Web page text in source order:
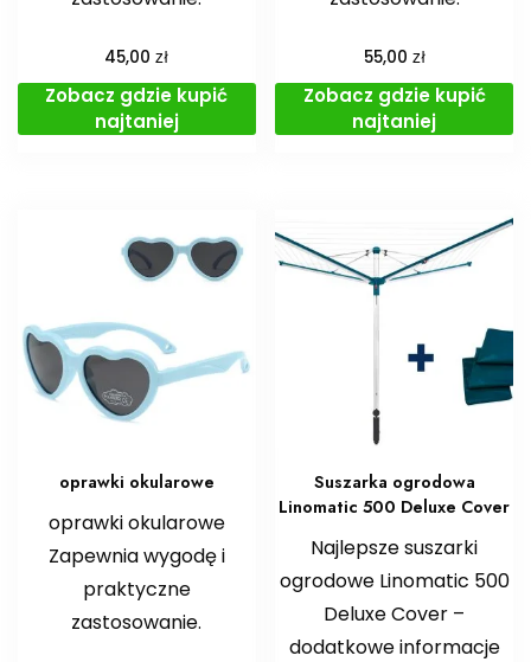
45,00zł
Zobacz gdzie kupić
najtaniej
55,00 zł
Zobacz gdzie kupić
najtaniej
oprawki okularowe
oprawki okularowe
Zapewnia wygodę i
praktyczne
zastosowanie.
Suszarka ogrodowa
Linomatic 500 Deluxe Cover
Najlepsze suszarki
ogrodowe Linomatic 500
Deluxe Cover –
dodatkowe informacje